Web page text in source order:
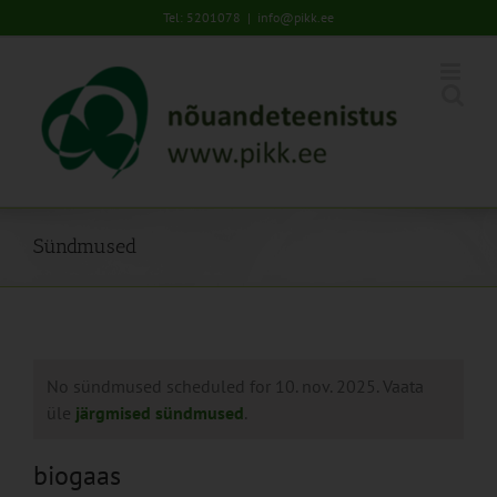
to
Tel: 5201078 | info@pikk.ee
Sündmused
No sündmused scheduled for 10. nov. 2025. Vaata
üle järgmised sündmused
biogaas